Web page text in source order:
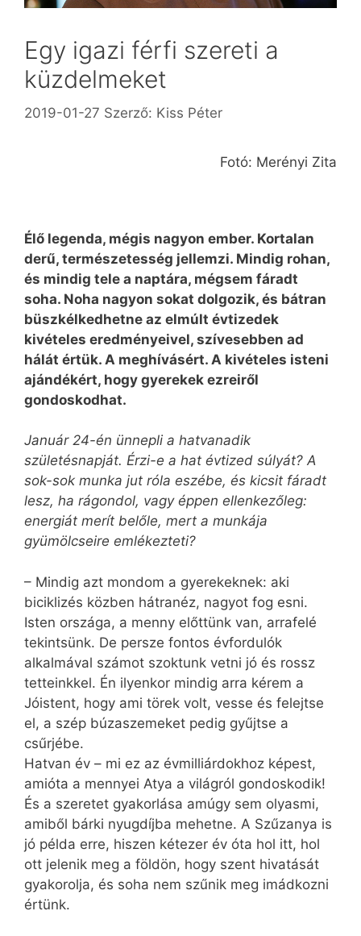
Egy igazi férfi szereti a
küzdelmeket
2019-01-27 Szerző: Kiss Péter
Fotó: Merényi Zita
Élő legenda, mégis nagyon ember. Kortalan
derű, természetesség jellemzi. Mindig rohan,
és mindig tele a naptára, mégsem fáradt
soha. Noha nagyon sokat dolgozik, és bátran
büszkélkedhetne az elmúlt évtizedek
kivételes eredményeivel, szívesebben ad
hálát értük. A meghívásért. A kivételes isteni
ajándékért, hogy gyerekek ezreiről
gondoskodhat.
Január 24-én ünnepli a hatvanadik
születésnapját. Érzi-e a hat évtized súlyát? A
sok-sok munka jut róla eszébe, és kicsit fáradt
lesz, ha rágondol, vagy éppen ellenkezőleg:
energiát merít belőle, mert a munkája
gyümölcseire emlékezteti?
– Mindig azt mondom a gyerekeknek: aki
biciklizés közben hátranéz, nagyot fog esni.
Isten országa, a menny előttünk van, arrafelé
tekintsünk. De persze fontos évfordulók
alkalmával számot szoktunk vetni jó és rossz
tetteinkkel. Én ilyenkor mindig arra kérem a
Jóistent, hogy ami törek volt, vesse és felejtse
el, a szép búzaszemeket pedig gyűjtse a
csűrjébe.
Hatvan év – mi ez az évmilliárdokhoz képest,
amióta a mennyei Atya a világról gondoskodik!
És a szeretet gyakorlása amúgy sem olyasmi,
amiből bárki nyugdíjba mehetne. A Szűzanya is
jó példa erre, hiszen kétezer év óta hol itt, hol
ott jelenik meg a földön, hogy szent hivatását
gyakorolja, és soha nem szűnik meg imádkozni
értünk.